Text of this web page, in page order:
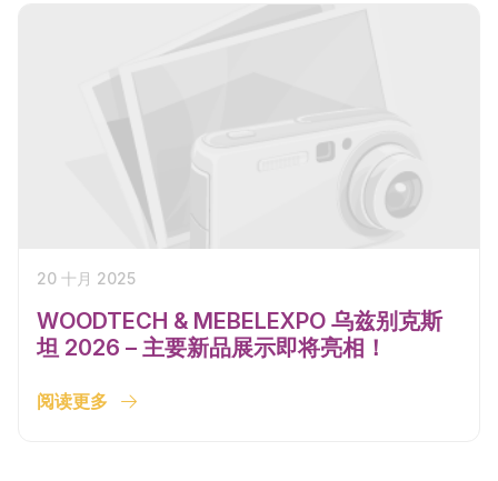
20 十月 2025
WOODTECH & MEBELEXPO 乌兹别克斯
坦 2026 – 主要新品展示即将亮相！
阅读更多